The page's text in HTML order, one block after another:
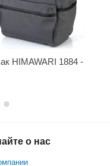
HIMAWARI 1884 -
о нас